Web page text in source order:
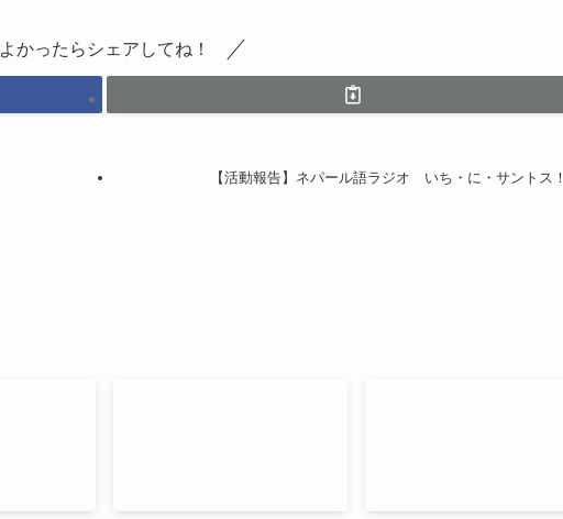
よかったらシェアしてね！
【活動報告】ネパール語ラジオ いち・に・サントス！